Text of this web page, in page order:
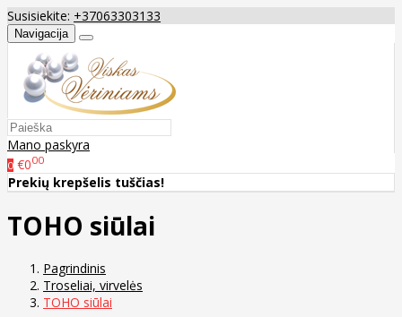
Susisiekite: +37063303133
Navigacija
Mano paskyra
0 €000
Prekių krepšelis tuščias!
TOHO siūlai
Pagrindinis
Troseliai, virvelės
TOHO siūlai